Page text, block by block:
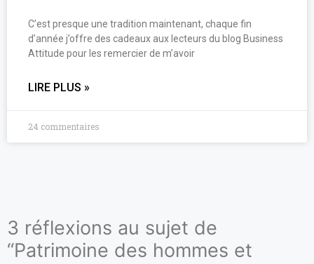
C’est presque une tradition maintenant, chaque fin
d’année j’offre des cadeaux aux lecteurs du blog Business
Attitude pour les remercier de m’avoir
LIRE PLUS »
24 commentaires
3 réflexions au sujet de
“Patrimoine des hommes et